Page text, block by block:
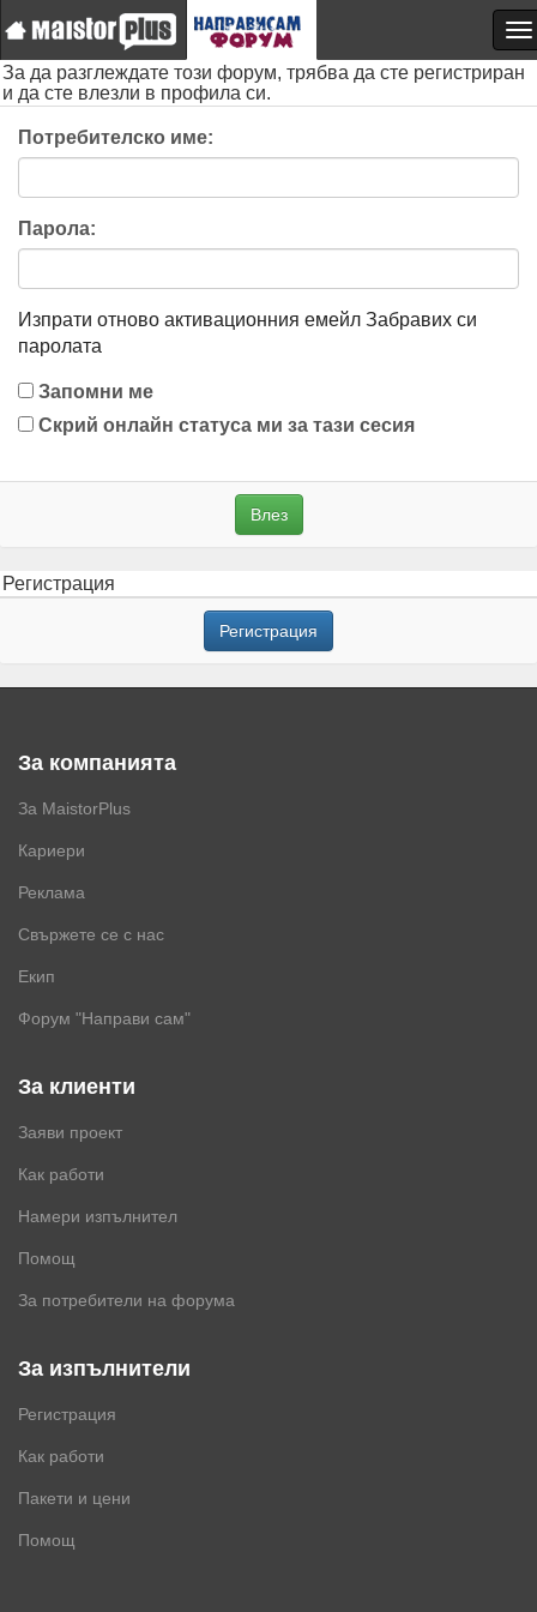
За да разглеждате този форум, трябва да сте регистриран
и да сте влезли в профила си.
Потребителско име:
Парола:
Изпрати отново активационния емейл Забравих си
паролата
Запомни ме
Скрий онлайн статуса ми за тази сесия
Регистрация
Регистрация
За компанията
За MaistorPlus
Кариери
Реклама
Свържете се с нас
Екип
Форум "Направи сам"
За клиенти
Заяви проект
Как работи
Намери изпълнител
Помощ
За потребители на форума
За изпълнители
Регистрация
Как работи
Пакети и цени
Помощ